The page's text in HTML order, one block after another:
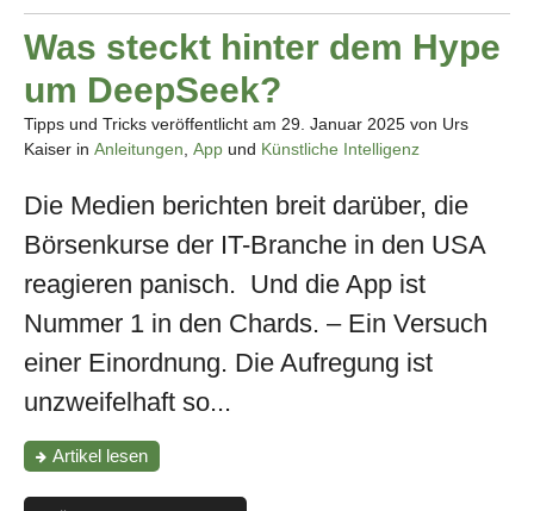
und
nutzen"
Was steckt hinter dem Hype
um DeepSeek?
Tipps und Tricks veröffentlicht am 29. Januar 2025 von Urs
Kaiser in Anleitungen App und Künstliche Intelligenz
Die Medien berichten breit darüber, die
Börsenkurse der IT-Branche in den USA
reagieren panisch. Und die App ist
Nummer 1 in den Chards. – Ein Versuch
einer Einordnung. Die Aufregung ist
unzweifelhaft so...
Artikel"Was
steckt
hinter
lesen